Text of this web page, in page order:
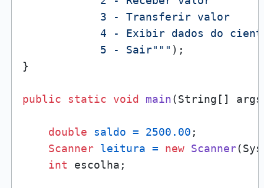
            3 - Transferir valor
4 - Exibir dados do
            5 - Sair"""
);
}
public static void main(String[]
double saldo = 2500.00 ;
Scanner leitura = new Scanner
int escolha;